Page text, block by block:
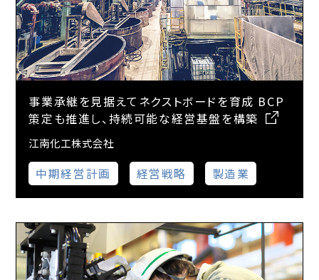
事業承継を見据えてネクストボードを育成 BCP
策定も推進し、持続可能な経営基盤を構築
江南化工株式会社
中期経営計画 経営戦略 製造業